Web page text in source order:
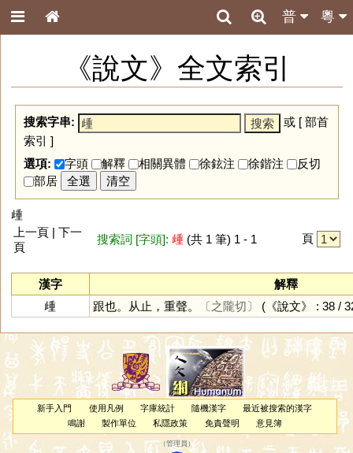
粵
普
《說文》全文索引
搜索字串: 或 [ 部首
索引 ]
選項:
字頭 解釋 相關異體 徐鉉注 徐鍇注
反切
部居
全選 清空
歱
上一頁 | 下一
頁
搜索詞 [字頭]: 歱 (共 1 筆) 1 - 1 頁
漢字
解釋
歱
跟也。从止，重聲。 〔之隴切〕 (《說文》 : 38 /
新手入門 使用凡例 字庫統計 隨機漢字
最近被搜索的漢字
鳴謝
製作單位 私隱政策 免責聲明 意見簿
（管理員 ）